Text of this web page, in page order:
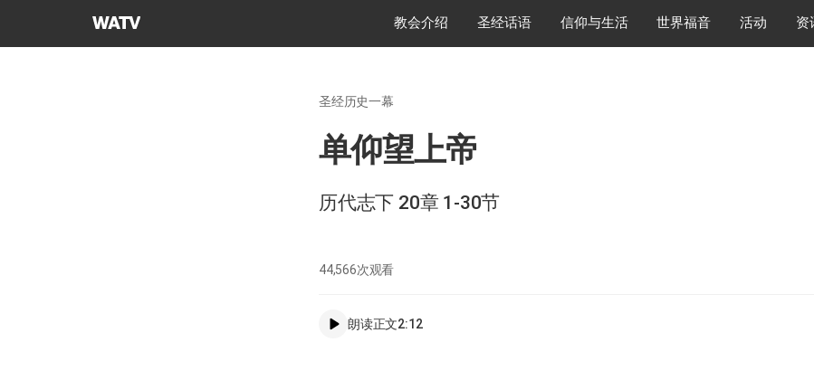
上
教会介绍 圣经话语 信仰与生活 世界福音 活动 资
圣经历史一幕
单仰望上帝
历代志下 20章 1-30节
44,566次观看
朗读正文2:12